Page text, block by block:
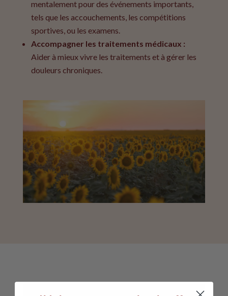
mentalement pour des événements importants,
tels que les accouchements, les compétitions
sportives, ou les examens.
Accompagner les traitements médicaux :
Aider à mieux vivre les traitements et à gérer les
douleurs chroniques.